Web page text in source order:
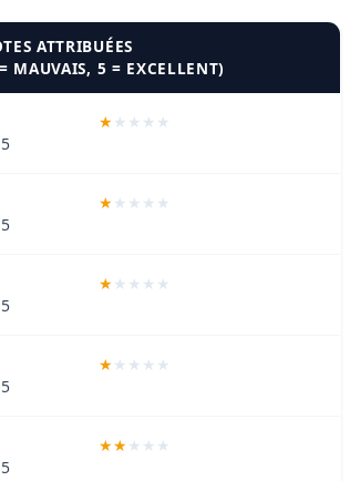
ATTRIBUÉES
MAUVAIS, 5 = EXCELLENT)